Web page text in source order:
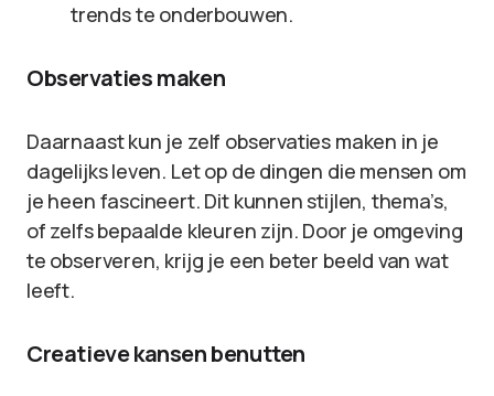
trends te onderbouwen.
Observaties maken
Daarnaast kun je zelf observaties maken in je
dagelijks leven. Let op de dingen die mensen om
je heen fascineert. Dit kunnen stijlen, thema’s,
of zelfs bepaalde kleuren zijn. Door je omgeving
te observeren, krijg je een beter beeld van wat
leeft.
Creatieve kansen benutten